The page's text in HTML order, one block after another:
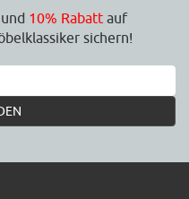
10% Rabatt auf
sichern!